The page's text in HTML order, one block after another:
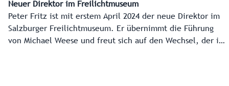
Neuer Direktor im Freilichtmuseum
Peter Fritz ist mit erstem April 2024 der neue Direktor im
Salzburger Freilichtmuseum. Er übernimmt die Führung
von Michael Weese und freut sich auf den Wechsel, der ihn